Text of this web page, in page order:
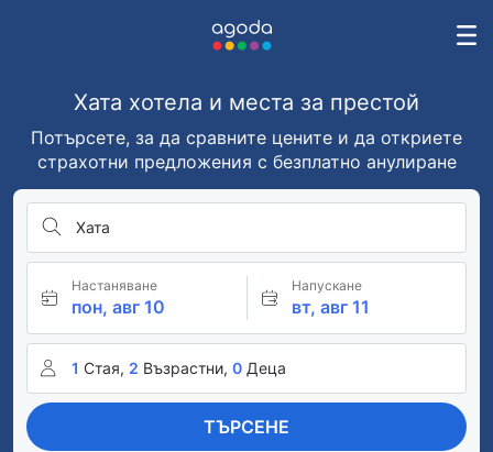
Хата хотела и места за престой
Потърсете, за да сравните цените и да откриете
страхотни предложения с безплатно анулиране
Хата
Настаняване
пон, авг 10
Напускане
вт, авг 11
1 Стая, 2 Възрастни, 0 Деца
ТЪРСЕНЕ